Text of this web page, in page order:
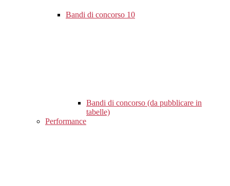
Bandi di concorso 10
Bandi di concorso (da pubblicare in
tabelle)
Performance